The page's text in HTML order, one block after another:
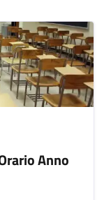
Anno